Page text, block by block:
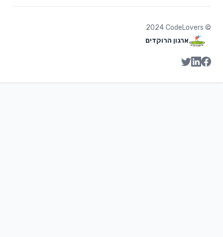
©
2024 CodeLovers
ארגון הרוקדים